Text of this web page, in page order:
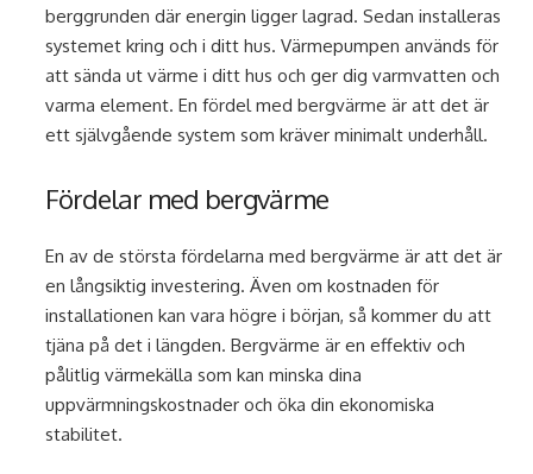
berggrunden där energin ligger lagrad. Sedan installeras
systemet kring och i ditt hus. Värmepumpen används för
att sända ut värme i ditt hus och ger dig varmvatten och
varma element. En fördel med bergvärme är att det är
ett självgående system som kräver minimalt underhåll.
Fördelar med bergvärme
En av de största fördelarna med bergvärme är att det är
en långsiktig investering. Även om kostnaden för
installationen kan vara högre i början, så kommer du att
tjäna på det i längden. Bergvärme är en effektiv och
pålitlig värmekälla som kan minska dina
uppvärmningskostnader och öka din ekonomiska
stabilitet.